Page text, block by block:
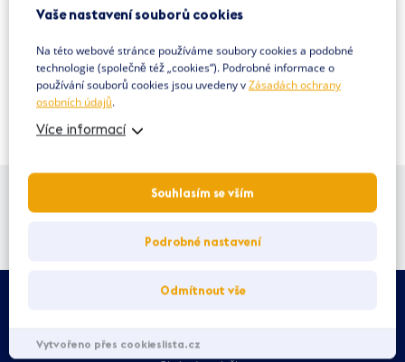
VŠECHNY AKCE
ZAVŘENO otevírá v 09:00
Centrum
Vaše nastavení souborů cookies
Na této webové stránce používáme soubory cookies a podobné
technologie (společně též „cookies“). Podrobné informace o
používání souborů cookies jsou uvedeny v Zásadách ochrany
osobních údajů.
Více informací
Souhlasím se vším
Podrobné nastavení
Odmítnout vše
Vytvořeno přes cookieslista.cz